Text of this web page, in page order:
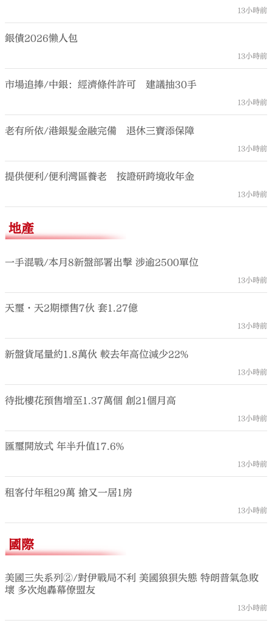
13小時前
銀債2026懶人包
13小時前
市場追捧/中銀：經濟條件許可 建議抽30手
13小時前
老有所依/港銀髮金融完備 退休三寶添保障
13小時前
提供便利/便利灣區養老 按證研跨境收年金
13小時前
地產
一手混戰/本月8新盤部署出擊 涉逾2500單位
13小時前
天璽·天2期標售7伙 套1.27億
13小時前
新盤貨尾量約1.8萬伙 較去年高位減少22%
13小時前
待批樓花預售增至1.37萬個 創21個月高
13小時前
匯璽開放式 年半升值17.6%
13小時前
租客付年租29萬 搶又一居1房
13小時前
國際
美國三失系列②/對伊戰局不利 美國狼狽失態 特朗普氣急敗
壞 多次炮轟幕僚盟友
13小時前